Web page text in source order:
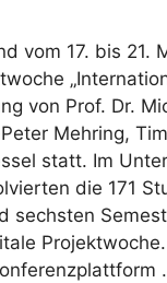
vom 17. bis 21.
von Prof. Dr.
Mehring,
statt. Im
die 171
sechsten